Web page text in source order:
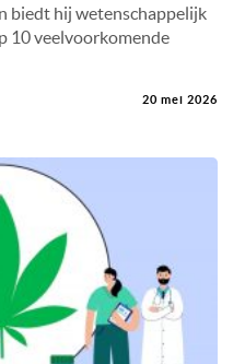
biedt hij wetenschappelijk
10 veelvoorkomende
20 mei 2026